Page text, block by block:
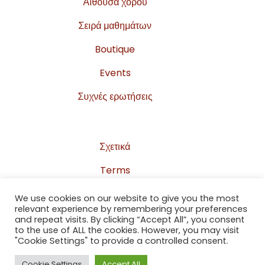
Σειρά μαθημάτων
Boutique
Events
Συχνές ερωτήσεις
Σχετικά
Terms
Privacy Policy
Sitemap
Επικοινωνία
We use cookies on our website to give you the most
relevant experience by remembering your preferences
and repeat visits. By clicking “Accept All”, you consent
to the use of ALL the cookies. However, you may visit
"Cookie Settings" to provide a controlled consent.